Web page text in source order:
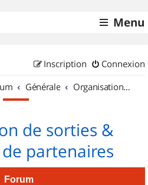
Menu
Connexion
Inscription
Générale Organisation de sorties & Recherche de partenaires
de sorties &
partenaires
Forum